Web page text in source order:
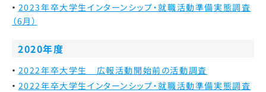
2023年卒大学生インターンシップ・就職活動準備実態調査
（6月）
2020年度
2022年卒大学生 広報活動開始前の活動調査
2022年卒大学生インターンシップ・就職活動準備実態調査